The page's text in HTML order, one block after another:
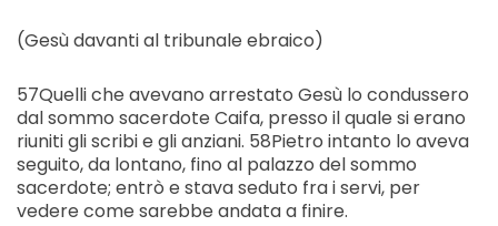
(Gesù davanti al tribunale ebraico)
57Quelli che avevano arrestato Gesù lo condussero
dal sommo sacerdote Caifa, presso il quale si erano
riuniti gli scribi e gli anziani. 58Pietro intanto lo aveva
seguito, da lontano, fino al palazzo del sommo
sacerdote; entrò e stava seduto fra i servi, per
vedere come sarebbe andata a finire.